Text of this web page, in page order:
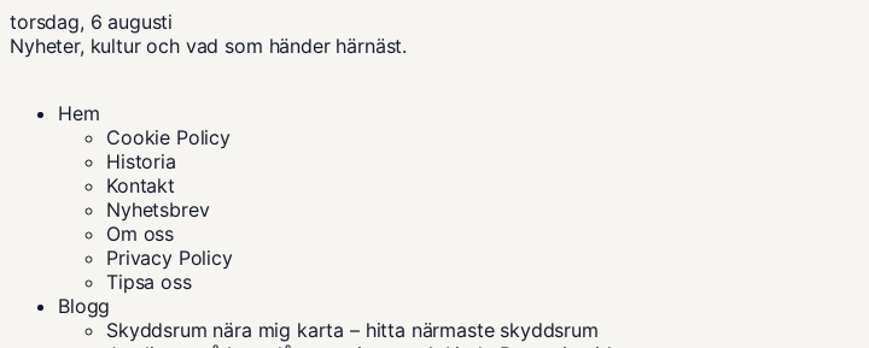
torsdag, 6 augusti
Nyheter, kultur och vad som händer härnäst.
Hem
Cookie Policy
Historia
Kontakt
Nyhetsbrev
Om oss
Privacy Policy
Tipsa oss
Blogg
Skyddsrum nära mig karta – hitta närmaste skyddsrum